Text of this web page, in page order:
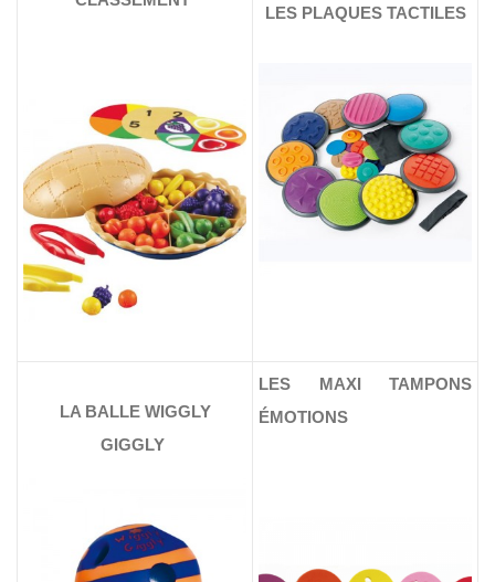
LES PLAQUES TACTILES
LA BALLE WIGGLY
GIGGLY
LES MAXI TAMPONS
ÉMOTIONS